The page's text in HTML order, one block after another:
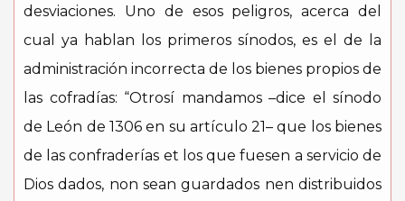
desviaciones. Uno de esos peligros, acerca del
cual ya hablan los primeros sínodos, es el de la
administración incorrecta de los bienes propios de
las cofradías: “Otrosí mandamos –dice el sínodo
de León de 1306 en su artículo 21– que los bienes
de las confraderías et los que fuesen a servicio de
Dios dados, non sean guardados nen distribuidos